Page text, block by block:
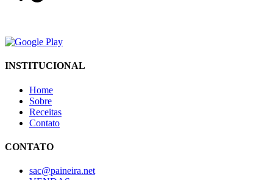
INSTITUCIONAL
Home
Sobre
Receitas
Contato
CONTATO
sac@paineira.net